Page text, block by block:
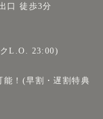
口 徒歩3分
L.O. 23:00)
！(早割・遅割特典